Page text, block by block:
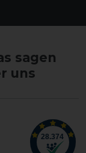
sagen
uns